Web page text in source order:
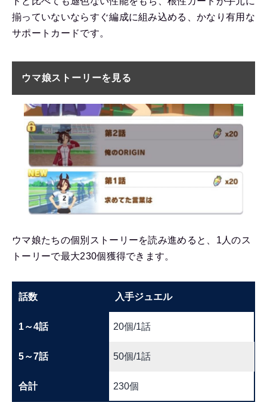
揃っていないならすぐ編成に組み込める、かなり有用な
サポートカードです。
ウマ娘ストーリーを見る
ウマ娘たちの個別ストーリーを読み進めると、1人のス
トーリーで最大230個獲得できます。
話数 入手ジュエル
1～4話 20個/1話
5～7話 50個/1話
合計 230個